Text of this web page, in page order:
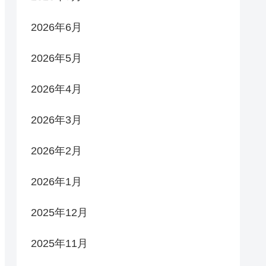
2026年6月
2026年5月
2026年4月
2026年3月
2026年2月
2026年1月
2025年12月
2025年11月